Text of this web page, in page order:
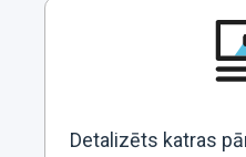
Detalizēts katras